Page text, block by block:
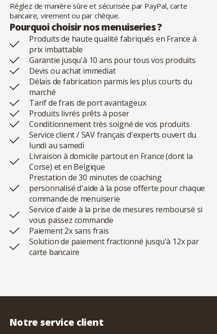
Réglez de manière sûre et sécurisée par PayPal, carte
bancaire, virement ou par chèque.
Pourquoi choisir nos menuiseries ?
Produits de haute qualité fabriqués en France à
prix imbattable
Garantie jusqu'à 10 ans pour tous vos produits
Devis ou achat immediat
Délais de fabrication parmis les plus courts du
marché
Tarif de frais de port avantageux
Produits livrés prêts à poser
Conditionnement très soigné de vos produits
Service client / SAV français d'experts ouvert du
lundi au samedi
Livraison à domicile partout en France (dont la
Corse) et en Belgique
Prestation de 30 minutes de coaching
personnalisé d'aide à la pose offerte pour chaque
commande de menuiserie
Service d'aide à la prise de mesures remboursé si
vous passez commande
Paiement 2x sans frais
Solution de paiement fractionné jusqu'à 12x par
carte bancaire
Notre service client